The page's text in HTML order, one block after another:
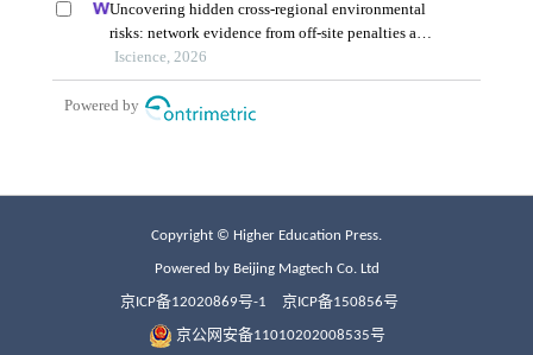
Copyright © Higher Education Press.
Powered by Beijing Magtech Co. Ltd
京ICP备12020869号-1 京ICP备150856号
京公网安备11010202008535号